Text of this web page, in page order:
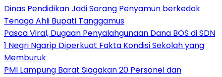
Dinas Pendidikan Jadi Sarang Penyamun berkedok
Tenaga Ahli Bupati Tanggamus
Pasca Viral, Dugaan Penyalahgunaan Dana BOS di SDN
1 Negri Ngarip Diperkuat Fakta Kondisi Sekolah yang
Memburuk
PMI Lampung Barat Siagakan 20 Personel dan